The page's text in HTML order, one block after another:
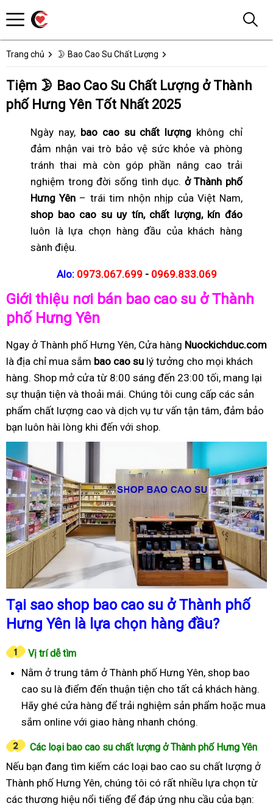
Trang chủ 🌛 Bao Cao Su Chất Lượng
Tiệm 🌛 Bao Cao Su Chất Lượng ở Thành
phố Hưng Yên Tốt Nhất 2025
Ngày nay, bao cao su chất lượng không chỉ
đảm nhận vai trò bảo vệ sức khỏe và phòng
tránh thai mà còn góp phần nâng cao trải
nghiệm trong đời sống tình dục. ở Thành phố
Hưng Yên – trái tim nhộn nhịp của Việt Nam,
shop bao cao su uy tín, chất lượng, kín đáo
luôn là lựa chọn hàng đầu của khách hàng
sành điệu.
Alo: 0973.067.699 - 0969.833.069
Giới thiệu nơi bán bao cao su ở Thành
phố Hưng Yên
Ngay ở Thành phố Hưng Yên, Cửa hàng Nuockichduc.com
là địa chỉ mua sắm bao cao su lý tưởng cho mọi khách
hàng. Shop mở cửa từ 8:00 sáng đến 23:00 tối, mang lại
sự thuận tiện và thoải mái. Chúng tôi cung cấp các sản
phẩm chất lượng cao và dịch vụ tư vấn tận tâm, đảm bảo
bạn luôn hài lòng khi đến với shop.
Tại sao shop bao cao su ở Thành phố
Hưng Yên là lựa chọn hàng đầu?
Vị trí dễ tìm
Nằm ở trung tâm ở Thành phố Hưng Yên, shop bao
cao su là điểm đến thuận tiện cho tất cả khách hàng.
Hãy ghé cửa hàng để trải nghiệm sản phẩm hoặc mua
sắm online với giao hàng nhanh chóng.
Các loại bao cao su chất lượng ở Thành phố Hưng Yên
Nếu bạn đang tìm kiếm các loại bao cao su chất lượng ở
Thành phố Hưng Yên, chúng tôi có rất nhiều lựa chọn từ
các thương hiệu nổi tiếng để đáp ứng nhu cầu của bạn: